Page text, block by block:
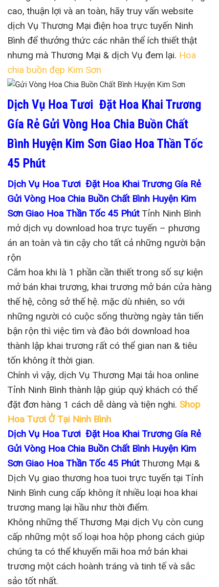
cao, thuận lợi và an toàn, hãy truy vấn website
dịch Vụ Thương Mại điện hoa trực tuyến Ninh
Bình để thưởng thức các nhân thể ích thiết thật
nhưng mà Thương Mại & dịch Vụ đem lại. Hoa
chia buồn đẹp Kim Sơn
Dịch Vụ Hoa Tươi Đặt Hoa Khai Trương
Gía Rẻ Gửi Vòng Hoa Chia Buồn Chất
Bình Huyện Kim Sơn Giao Hoa Thần Tốc
45 Phút
Dịch Vụ Hoa Tươi Đặt Hoa Khai Trương Gía Rẻ
Gửi Vòng Hoa Chia Buồn Chất Bình Huyện Kim
Sơn Giao Hoa Thần Tốc 45 PhútTỉnh Ninh Bình
mở dịch vụ download hoa trực tuyến – phương
án an toàn và tin cậy cho tất cả những người bận
rộn
Cắm hoa khi là 1 phần cần thiết trong số sự kiện
mở bán khai trương, khai trương mở bán cửa hàng
thế hệ, công sở thế hệ. mặc dù nhiên, so với
những người có cuộc sống thường ngày tân tiến
bận rộn thì việc tìm và đào bới download hoa
thành lập khai trương rất có thể gian nan & tiêu
tốn không ít thời gian.
Chính vì vậy, dịch Vụ Thương Mại tải hoa online
Tỉnh Ninh Bình thành lập giúp quý khách có thể
đặt đơn hàng 1 cách dễ dàng và tiện nghi. Shop
Hoa Tươi Ở Tại Ninh Bình
Dịch Vụ Hoa Tươi Đặt Hoa Khai Trương Gía Rẻ
Gửi Vòng Hoa Chia Buồn Chất Bình Huyện Kim
Sơn Giao Hoa Thần Tốc 45 PhútThương Mại &
Dịch Vụ giao thương hoa tuoi trực tuyến tại Tỉnh
Ninh Bình cung cấp không ít nhiều loại hoa khai
trương mang lại hầu như thời điểm.
Không những thế Thương Mại dịch Vụ còn cung
cấp những một số loại hoa hộp phong cách giúp
chúng ta có thể khuyến mãi hoa mở bán khai
trương một cách hoành tráng và tinh tế và sắc
sảo tốt nhất.